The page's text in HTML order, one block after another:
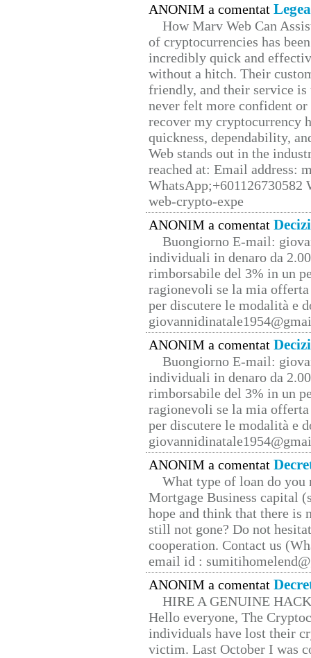
ANONIM a comentat
How Marv Web Can
of cryptocurrencies has
incredibly quick and
without a hitch. Their
friendly, and their service
never felt more confident
recover my cryptocurrency
quickness, dependability,
Web stands out in the
reached at: Email address:
web-crypto-expe
ANONIM a comentat
Buongiorno E-mail:
individuali in denaro da
rimborsabile del 3% in un
ragionevoli se la mia
per discutere le modalità e
ANONIM a comentat
Buongiorno E-mail:
individuali in denaro da
rimborsabile del 3% in un
ragionevoli se la mia
per discutere le modalità e
ANONIM a comentat
What type of loan do you
Mortgage Business capital
hope and think that there is
still not gone? Do not
cooperation. Contact us
email id :
ANONIM a comentat
HIRE A GENUINE
Hello everyone, The
individuals have lost their
victim. Last October I was